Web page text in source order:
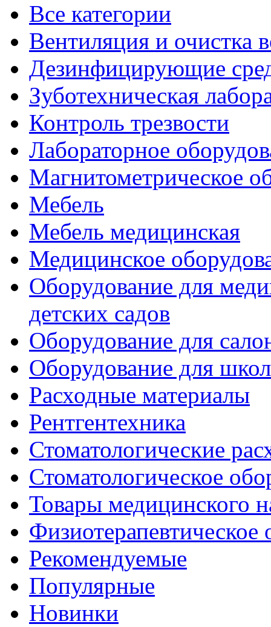
Все категории
Вентиляция и очистка
Дезинфицирующие
Зуботехническая
Контроль трезвости
Лабораторное
Магнитометрическое
Мебель
Мебель медицинская
Медицинское
Оборудование для
детских садов
Оборудование для
Оборудование для
Расходные материалы
Рентгентехника
Стоматологические
Стоматологическое
Товары медицинского
Физиотерапевтическое
Рекомендуемые
Популярные
Новинки